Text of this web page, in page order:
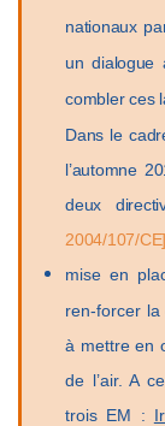
nationaux
un dialogue
combler ces
Dans le
l’automne
deux
2004/107/CE]
mise en
ren-forcer
à mettre en
de l’air. A
trois EM :